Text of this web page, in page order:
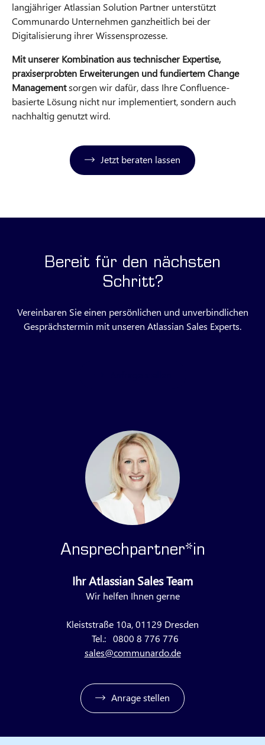
langjähriger Atlassian Solution Partner unterstützt
Communardo Unternehmen ganzheitlich bei der
Digitalisierung ihrer Wissensprozesse.
Mit unserer Kombination aus technischer Expertise,
praxiserprobten Erweiterungen und fundiertem Change
Managementsorgen wir dafür, dass Ihre Confluence-
basierte Lösung nicht nur implementiert, sondern auch
nachhaltig genutzt wird.
Jetzt beraten lassen
Bereit für den nächsten
Schritt?
Vereinbaren Sie einen persönlichen und unverbindlichen
Gesprächstermin mit unseren Atlassian Sales Experts.
Ansprechpartner*in
Ihr Atlassian Sales Team
Wir helfen Ihnen gerne
Kleiststraße 10a, 01129 Dresden
Tel.: 0800 8 776 776
sales@communardo.de
Anrage stellen